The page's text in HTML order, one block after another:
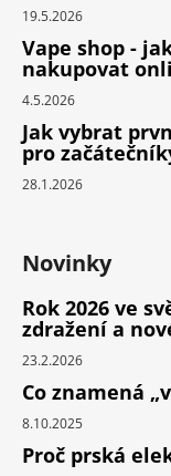
19.5.2026
Vape shop -
nakupovat
4.5.2026
Jak vybrat
pro
28.1.2026
Novinky
Rok 2026 ve
zdražení a
23.2.2026
Co znamená
8.10.2025
Proč prská